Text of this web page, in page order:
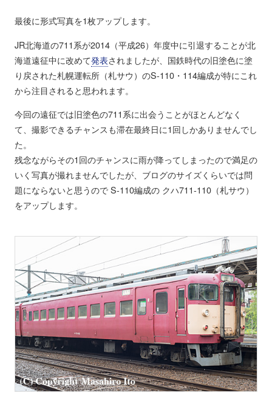
最後に形式写真を1枚アップします。
JR北海道の711系が2014（平成26）年度中に引退することが北
海道遠征中に改めて発表されましたが、国鉄時代の旧塗色に塗
り戻された札幌運転所（札サウ）のS-110・114編成が特にこれ
から注目されると思われます。
今回の遠征では旧塗色の711系に出会うことがほとんどなく
て、撮影できるチャンスも滞在最終日に1回しかありませんでし
た。
残念ながらその1回のチャンスに雨が降ってしまったので満足の
いく写真が撮れませんでしたが、ブログのサイズくらいでは問
題にならないと思うので S-110編成の クハ711-110（札サウ）
をアップします。